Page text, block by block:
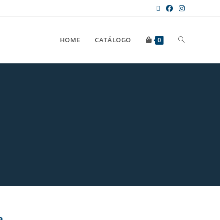
HOME CATÁLOGO 0